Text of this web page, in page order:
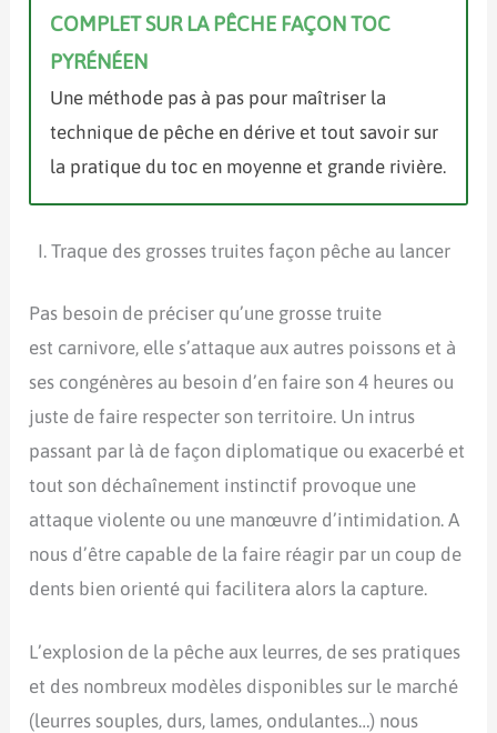
COMPLET SUR LA PÊCHE FAÇON TOC
PYRÉNÉEN
Une méthode pas à pas pour maîtriser la
technique de pêche en dérive et tout savoir sur
la pratique du toc en moyenne et grande rivière.
Traque des grosses truites façon pêche au lancer
Pas besoin de préciser qu’une grosse truite
est carnivore, elle s’attaque aux autres poissons et à
ses congénères au besoin d’en faire son 4 heures ou
juste de faire respecter son territoire. Un intrus
passant par là de façon diplomatique ou exacerbé et
tout son déchaînement instinctif provoque une
attaque violente ou une manœuvre d’intimidation. A
nous d’être capable de la faire réagir par un coup de
dents bien orienté qui facilitera alors la capture.
L’explosion de la pêche aux leurres, de ses pratiques
et des nombreux modèles disponibles sur le marché
(leurres souples, durs, lames, ondulantes…) nous